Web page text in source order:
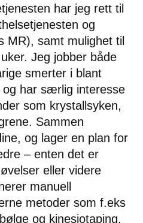
har jeg rett til
og
MR), samt mulighet til
Jeg jobber både
smerter i blant
har særlig interesse
som krystallsyken,
Sammen
og lager en plan for
– enten det er
eller videre
manuell
metoder som f.eks
og kinesiotaping,